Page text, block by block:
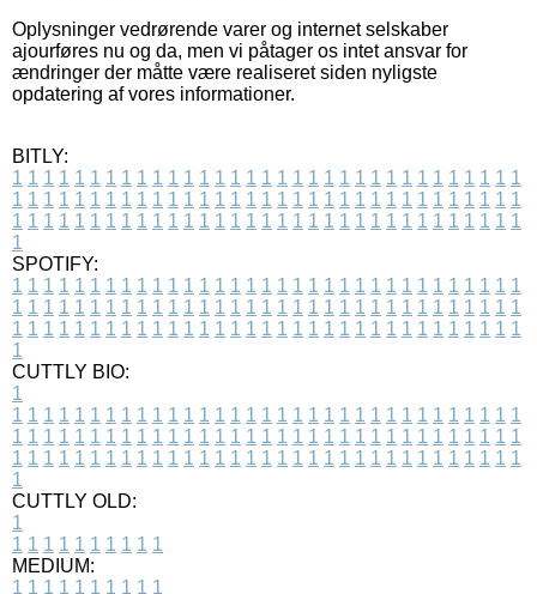
Oplysninger vedrørende varer og internet selskaber
ajourføres nu og da, men vi påtager os intet ansvar for
ændringer der måtte være realiseret siden nyligste
opdatering af vores informationer.
BITLY:
1 1 1 1 1 1 1 1 1 1 1 1 1 1 1 1 1 1 1 1 1 1 1 1 1 1 1 1 1 1 1 1 1
1 1 1 1 1 1 1 1 1 1 1 1 1 1 1 1 1 1 1 1 1 1 1 1 1 1 1 1 1 1 1 1 1
1 1 1 1 1 1 1 1 1 1 1 1 1 1 1 1 1 1 1 1 1 1 1 1 1 1 1 1 1 1 1 1 1
1
SPOTIFY:
1 1 1 1 1 1 1 1 1 1 1 1 1 1 1 1 1 1 1 1 1 1 1 1 1 1 1 1 1 1 1 1 1
1 1 1 1 1 1 1 1 1 1 1 1 1 1 1 1 1 1 1 1 1 1 1 1 1 1 1 1 1 1 1 1 1
1 1 1 1 1 1 1 1 1 1 1 1 1 1 1 1 1 1 1 1 1 1 1 1 1 1 1 1 1 1 1 1 1
1
CUTTLY BIO:
1
1 1 1 1 1 1 1 1 1 1 1 1 1 1 1 1 1 1 1 1 1 1 1 1 1 1 1 1 1 1 1 1 1
1 1 1 1 1 1 1 1 1 1 1 1 1 1 1 1 1 1 1 1 1 1 1 1 1 1 1 1 1 1 1 1 1
1 1 1 1 1 1 1 1 1 1 1 1 1 1 1 1 1 1 1 1 1 1 1 1 1 1 1 1 1 1 1 1 1
1
CUTTLY OLD:
1
1 1 1 1 1 1 1 1 1 1
MEDIUM:
1 1 1 1 1 1 1 1 1 1